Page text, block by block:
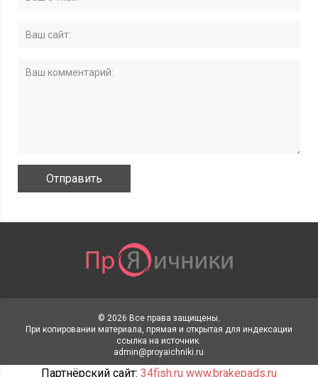
© 2026 Все права защищены.
При копировании материала, прямая и открытая для индексации
ссылка на источник.
admin@proyaichniki.ru
Партнёрский сайт: 34fish.ru www.brakepads.ru